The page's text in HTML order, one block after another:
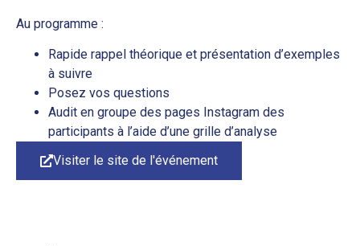
Au programme :
Rapide rappel théorique et présentation d’exemples
à suivre
Posez vos questions
Audit en groupe des pages Instagram des
participants à l’aide d’une grille d’analyse
Visiter le site de l'événement